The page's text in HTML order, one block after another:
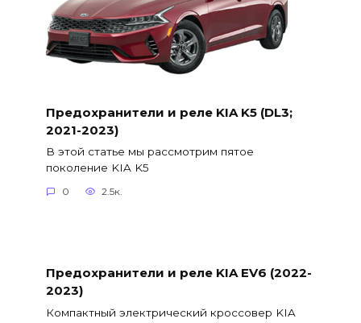
Предохранители и реле KIA K5 (DL3;
2021-2023)
В этой статье мы рассмотрим пятое
поколение KIA K5
0 2.5к.
Предохранители и реле KIA EV6 (2022-
2023)
Компактный электрический кроссовер KIA